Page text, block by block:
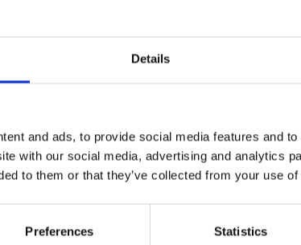
Details
and ads, to provide social media features and
with our social media, advertising and analytics
to them or that they’ve collected from your use
Preferences Statistics
di voler cancellare i limiti di capienza